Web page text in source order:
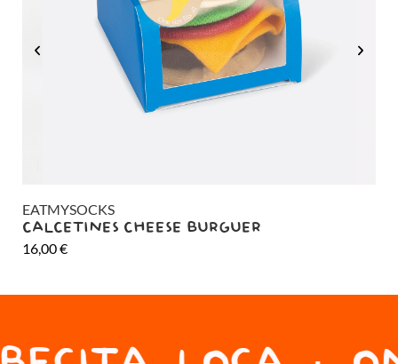
EATMYSOCKS
CALCETINES CHEESE BURGUER
16,00€